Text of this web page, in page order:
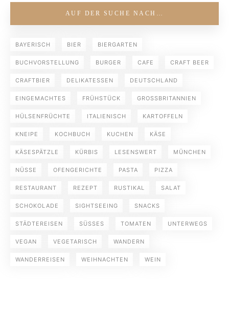
AUF DER SUCHE NACH…
BAYERISCH BIER BIERGARTEN
BUCHVORSTELLUNG BURGER CAFE CRAFT BEER
CRAFTBIER DELIKATESSEN DEUTSCHLAND
EINGEMACHTES FRÜHSTÜCK GROSSBRITANNIEN
HÜLSENFRÜCHTE ITALIENISCH KARTOFFELN
KNEIPE KOCHBUCH KUCHEN KÄSE
KÄSESPÄTZLE KÜRBIS LESENSWERT MÜNCHEN
NÜSSE OFENGERICHTE PASTA PIZZA
RESTAURANT REZEPT RUSTIKAL SALAT
SCHOKOLADE SIGHTSEEING SNACKS
STÄDTEREISEN SÜSSES TOMATEN UNTERWEGS
VEGAN VEGETARISCH WANDERN
WANDERREISEN WEIHNACHTEN WEIN